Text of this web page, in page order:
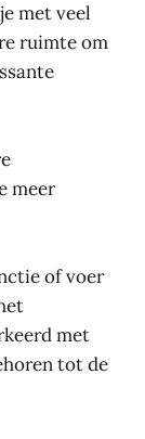
met veel
ruimte om
meer
of voer
met
tot de